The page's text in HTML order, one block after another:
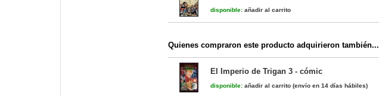
disponible: añadir al carrito
Quienes compraron este producto adquirieron también...
El Imperio de Trigan 3 - cómic
disponible: añadir al carrito (envío en 14 días hábiles)